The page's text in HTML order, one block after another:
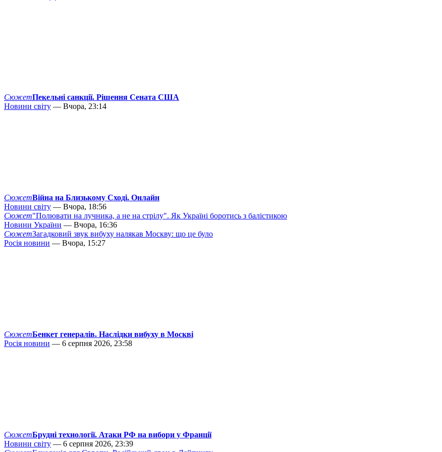
СюжетПекельні санкції. Рішення Сената США
Новини світу — Вчора, 23:14
СюжетВійна на Близькому Сході. Онлайн
Новини світу — Вчора, 18:56
Сюжет"Полювати на лучника, а не на стрілу". Як Україні боротись з балістикою
Новини України — Вчора, 16:36
СюжетЗагадковий звук вибуху налякав Москву: що це було
Росія новини — Вчора, 15:27
СюжетБенкет генералів. Наслідки вибуху в Москві
Росія новини — 6 серпня 2026, 23:58
СюжетБрудні технології. Атаки РФ на вибори у Франції
Новини світу — 6 серпня 2026, 23:39